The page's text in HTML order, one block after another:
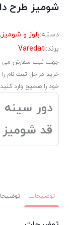
شومیز طرح
دسته:بلوز و شومیز,
برند:Varedati
جهت ثبت سفارش می
خرید مراحل ثبت نام
خود را صحیح وارد
دور سینه شومیز
قد شومیز ۶۴ سانتی متر
توضیحات